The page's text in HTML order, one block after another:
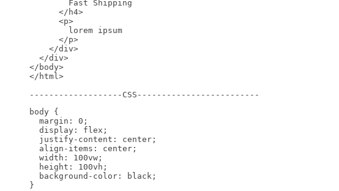
Fast Shipping
</h4>
<p>
lorem ipsum
</p>
</div>
</div>
</body>
</html>
-------------------CSS-------------------------
body {
margin: 0;
display: flex;
justify-content: center;
align-items: center;
width: 100vw;
height: 100vh;
background-color: black;
}